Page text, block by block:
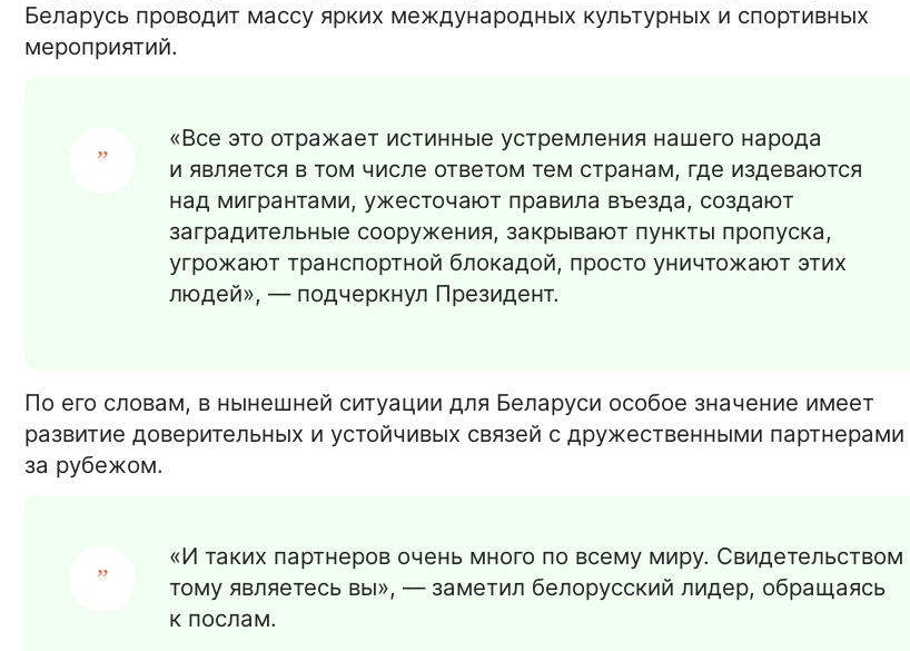
Беларусь проводит массу ярких международных культурных и спортивных
мероприятий.
«Все это отражает истинные устремления нашего народа
и является в том числе ответом тем странам, где издеваются
над мигрантами, ужесточают правила въезда, создают
заградительные сооружения, закрывают пункты пропуска,
угрожают транспортной блокадой, просто уничтожают этих
людей», — подчеркнул Президент.
По его словам, в нынешней ситуации для Беларуси особое значение имеет
развитие доверительных и устойчивых связей с дружественными партнерами
за рубежом.
«И таких партнеров очень много по всему миру. Свидетельством
тому являетесь вы», — заметил белорусский лидер, обращаясь
к послам.